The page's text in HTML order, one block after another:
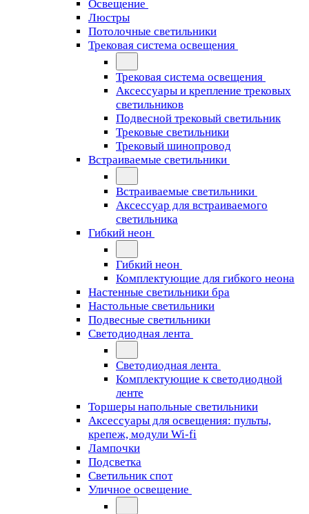
Освещение
Люстры
Потолочные светильники
Трековая система освещения
Трековая система освещения
Аксессуары и крепление трековых
светильников
Подвесной трековый светильник
Трековые светильники
Трековый шинопровод
Встраиваемые светильники
Встраиваемые светильники
Аксессуар для встраиваемого
светильника
Гибкий неон
Гибкий неон
Комплектующие для гибкого неона
Настенные светильники бра
Настольные светильники
Подвесные светильники
Светодиодная лента
Светодиодная лента
Комплектующие к светодиодной
ленте
Торшеры напольные светильники
Аксессуары для освещения: пульты,
крепеж, модули Wi-fi
Лампочки
Подсветка
Светильник спот
Уличное освещение